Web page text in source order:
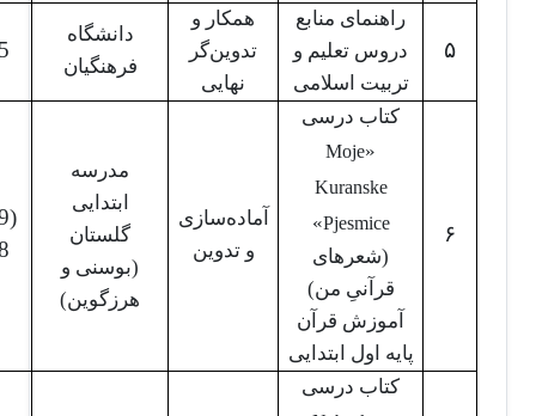
۵
راهنمای منابع
دروس تعلیم و
تربیت اسلامی
همکار و
تدوین‌گر
نهایی
دانشگاه
فرهنگیان
۶
کتاب درسی
«
Moje
Kuranske
Pjesmice
»
(شعرهای
قرآنیِ من)
آموزش قرآن
پایه اول ابتدایی
آماده‌سازی
و تدوین
مدرسه
ابتدایی
گلستان
(بوسنی و
هرزگوین)
کتاب درسی